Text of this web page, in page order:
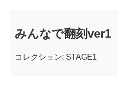
みんなで翻刻ver1
コレクション: STAGE1